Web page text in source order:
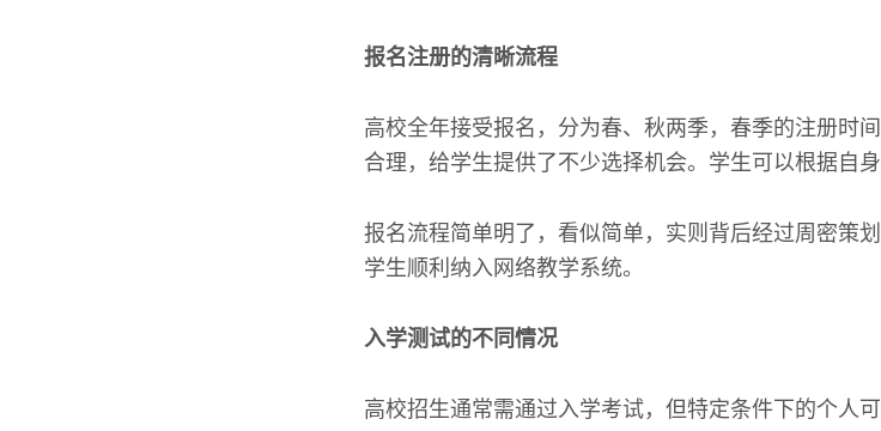
报名注册的清晰流程
高校全年接受报名，分为春、秋两季，春季的注册时
合理，给学生提供了不少选择机会。学生可以根据自
报名流程简单明了，看似简单，实则背后经过周密策
学生顺利纳入网络教学系统。
入学测试的不同情况
高校招生通常需通过入学考试，但特定条件下的个人